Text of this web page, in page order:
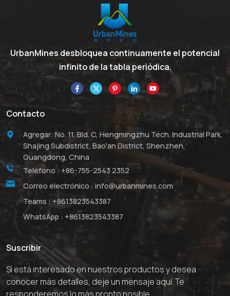
UrbanMines desbloquea continuamente el potencial
infinito de la tabla periódica.
Contacto
Agregar: No. 11, Bld. C, Hengmingzhu Tech. Industrial Park,
Shajing Subdistrict, Bao'an District, Shenzhen,
Guangdong, China
Teléfono : +86-755-2543 2352
Correo electrónico : info@urbanmines.com
Teams : +8613823543387
WhatsApp : +8613823543387
Suscribir
Si está interesado en nuestros productos y desea
conocer más detalles, deje un mensaje aquí. Te
responderemos lo más pronto posible.